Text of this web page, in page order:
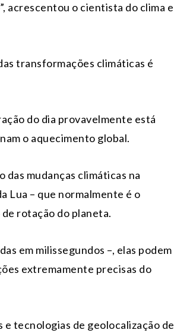
acrescentou o cientista do clima e
transformações climáticas é
do dia provavelmente está
o aquecimento global.
das mudanças climáticas na
Lua – que normalmente é o
rotação do planeta.
em milissegundos –, elas podem
extremamente precisas do
tecnologias de geolocalização de